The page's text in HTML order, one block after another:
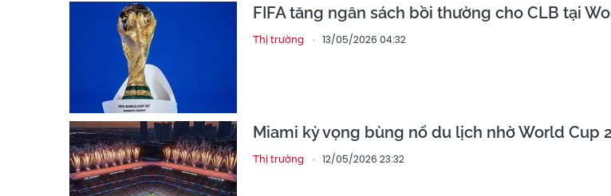
FIFA tăng ngân sách bồi thường cho CLB tại
Thị trường 13/05/2026 04:32
Miami kỳ vọng bùng nổ du lịch nhờ World Cup
Thị trường 12/05/2026 23:32